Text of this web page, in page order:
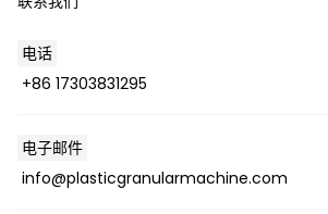
电话
+86 17303831295
电子邮件
info@plasticgranularmachine.com